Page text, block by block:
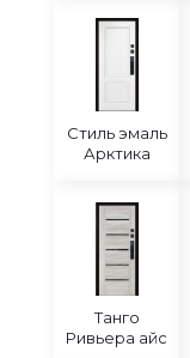
Стиль эмаль
Арктика
Танго
Ривьера айс